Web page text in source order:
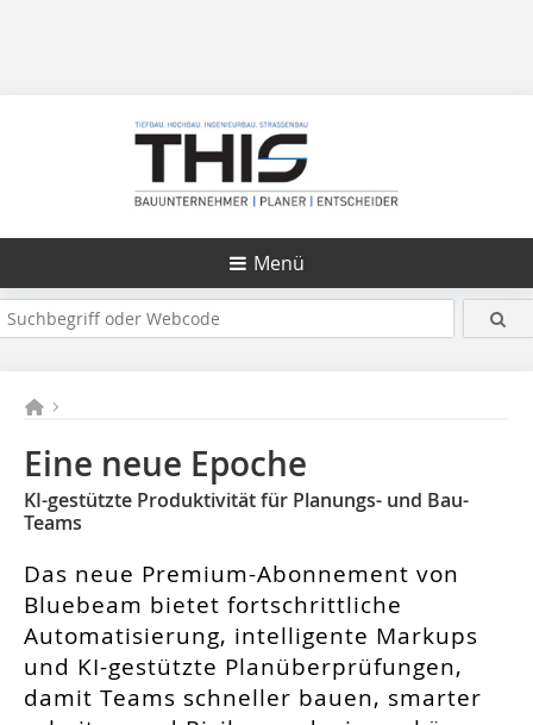
Menü
Eine neue Epoche
KI-gestützte Produktivität für Planungs- und Bau-
Teams
Das neue Premium-Abonnement von
Bluebeam bietet fortschrittliche
Automatisierung, intelligente Markups
und KI-gestützte Planüberprüfungen,
damit Teams schneller bauen, smarter